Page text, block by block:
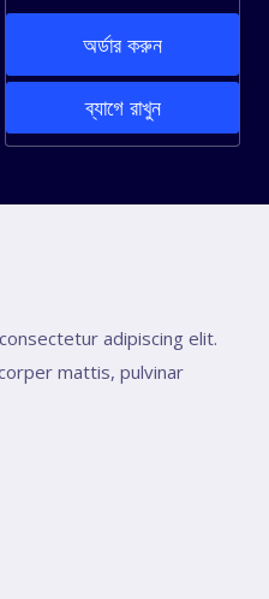
was:
1,090.00৳ .
is:
অর্ডার করুন
ব্যাগে রাখুন
adipiscing elit.
mattis, pulvinar